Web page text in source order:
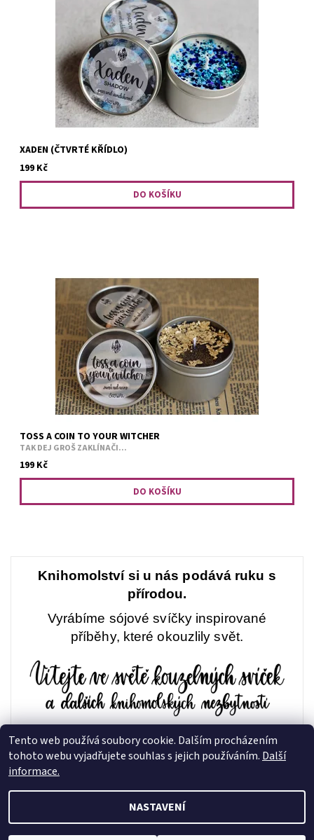
Hruška a santalové dřevo.
XADEN (ČTVRTÉ KŘÍDLO)
199 Kč
Sladké červené víno tady teče proudem.
TOSS A COIN TO YOUR WITCHER
TAK DEJ GROŠ ZAKLÍNAČI...
199 Kč
Knihomolství si u nás podává ruku s
přírodou.
Vyrábíme sójové svíčky inspirované
příběhy, které okouzlily svět.
Instagram @TheAbyssix
2026 © Abyss Candle, všechna práva vyhrazena
Tento web používá soubory cookie. Dalším procházením
tohoto webu vyjadřujete souhlas s jejich používáním. Další
informace.
NASTAVENÍ